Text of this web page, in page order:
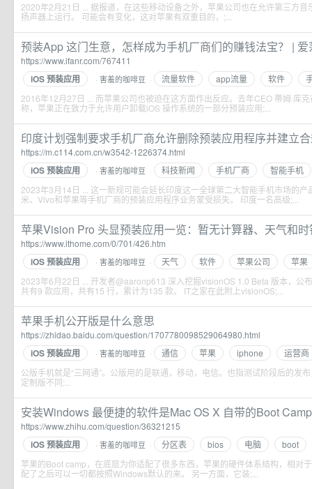
2020年2月21日 ... 据报道，在这些移动设备之外，苹果公司也在允许第三方
扬声器上运行。 可能会有变化，这对苹果有双重目的，;...
预装App 这门生意，怎样成为手机厂商们的赚钱法宝？ | 爱
https://www.ifanr.com/767411
iOS 预装应用 · 害羞的咖啡豆 · 流量软件 app流量 软件
2016年12月27日 ... 而苹果公司也被迫在这方面作出反应。去年CEO 蒂姆·库
称，苹果正在致力于允许用户卸载iOS 操作系统的一部分预装应用;...
印度计划强制要求手机厂商允许删除预装应用程序并建立
https://m.c114.com.cn/w3542-1226374.html
iOS 预装应用 · 害羞的咖啡豆 · 科技新闻 手机厂商
智能手机
2023年3月14日 ... 这一新规可能会延长印度这一全球第二大智能手机市场的
米、Vivo和苹果等手机厂商的预装应用程序业务蒙受损失。 印度一名高级;...
苹果Vision Pro 头显预装应用一览：暂无计算器、天气和时
https://www.ithome.com/0/701/426.htm
iOS 预装应用 · 害羞的咖啡豆 · 天气 软件 苹果公司
苹果
2023年6月22日 ... 开发者@aaronp613 深入挖掘visionOS 1.0 Beta 版本，公
共有9 款应用，共有15 行，累计为135 款。 IT之家在此附上visionOS;...
苹果手机公开版是什么意思
https://zhidao.baidu.com/question/1707780098529064980.html
iOS 预装应用 · 害羞的咖啡豆 · 通信 苹果 iphone
运营商
公版手机就是“三网通”。公版用的是联通，移动，电信。也指测试阶段后的发
定制版不同;...
安装Windows 最便捷的软件是Mac OS X 自带的Boot
https://www.zhihu.com/question/36321215
iOS 预装应用 · 害羞的咖啡豆 · 分区表 bios 电脑 boot
苹果的Boot camp，在底层为你适配了很多东西，苹果的硬件体系结构，相对
配了之后可以一切都按照Windows默认的来。 另一方面，它装;...